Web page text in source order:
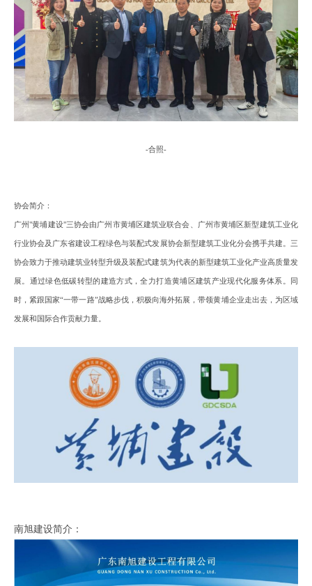
-合照-
协会简介 ：
广州"黄埔建设"三协会由广州市黄埔区建筑业联合会、广州市黄埔区新型建筑工业化
行业协会及广东省建设工程绿色与装配式发展协会新型建筑工业化分会携手共建。三
协会致力于推动建筑业转型升级及装配式建筑为代表的新型建筑工业化产业高质量发
展。通过绿色低碳转型的建造方式，全力打造黄埔区建筑产业现代化服务体系。同
时，紧跟国家“一带一路”战略步伐，积极向海外拓展，带领黄埔企业走出去，为区域
发展和国际合作贡献力量。
南旭建设简介 ：